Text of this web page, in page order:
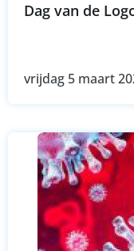
Dag van de
vrijdag 5 maart